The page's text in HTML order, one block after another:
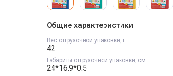
Общие характеристики
Вес отгрузочной упаковки, г
42
Габариты отгрузочной упаковки, см
24*16.9*0.5
Эл. почта
Пароль